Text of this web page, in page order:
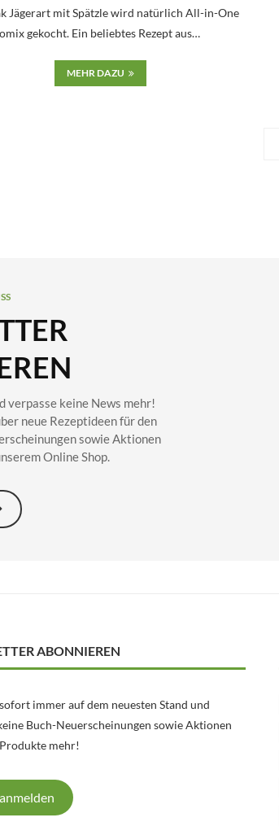
Jägerart mit Spätzle wird natürlich All-in-One
gekocht. Ein beliebtes Rezept aus…
MEHR DAZU
verpasse keine News mehr!
neue Rezeptideen für den
sowie Aktionen
Online Shop.
ABONNIEREN
immer auf dem neuesten Stand und
Buch-Neuerscheinungen sowie Aktionen
mehr!